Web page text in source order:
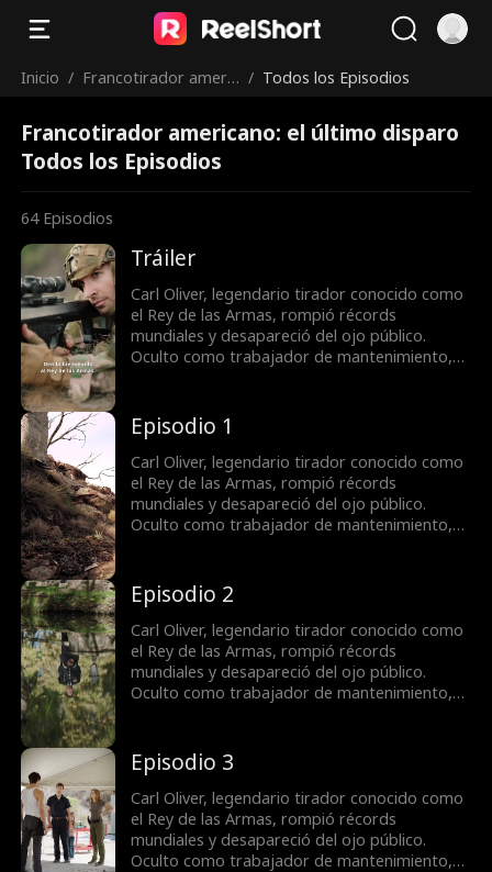
Inicio / Francotirador americ
o
/ Todos los Episodios
Francotirador americano: el último disparo
Todos los Episodios
64 Episodios
Tráiler
Carl Oliver, legendario tirador conocido como
el Rey de las Armas, rompió récords
mundiales y desapareció del ojo público.
Oculto como trabajador de mantenimiento,
tiro enfrenta una compra hostil, Carl decide
actuar para proteger a Jane, la dueña, y su
hija Rebecca, demostrando su puntería
legendaria y revelando al fin quién es
realmente.
Episodio 1
Carl Oliver, legendario tirador conocido como
el Rey de las Armas, rompió récords
mundiales y desapareció del ojo público.
Oculto como trabajador de mantenimiento,
tiro enfrenta una compra hostil, Carl decide
actuar para proteger a Jane, la dueña, y su
hija Rebecca, demostrando su puntería
legendaria y revelando al fin quién es
realmente.
Episodio 2
Carl Oliver, legendario tirador conocido como
el Rey de las Armas, rompió récords
mundiales y desapareció del ojo público.
Oculto como trabajador de mantenimiento,
tiro enfrenta una compra hostil, Carl decide
actuar para proteger a Jane, la dueña, y su
hija Rebecca, demostrando su puntería
legendaria y revelando al fin quién es
realmente.
Episodio 3
Carl Oliver, legendario tirador conocido como
el Rey de las Armas, rompió récords
mundiales y desapareció del ojo público.
Oculto como trabajador de mantenimiento,